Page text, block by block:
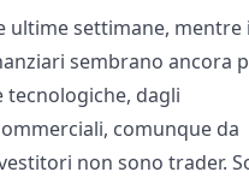
ultime settimane, mentre
sembrano ancora
dagli
comunque da
non sono trader.